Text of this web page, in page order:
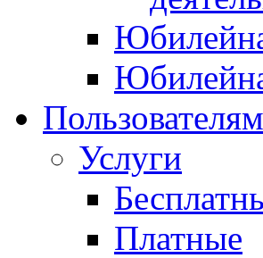
Пользователям
Услуги
Платные